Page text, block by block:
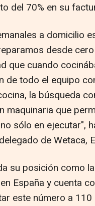
del 70% en su
a domicilio
desde
que cuando
de todo el equipo
la búsqueda
maquinaria que
sólo en ejecutar",
de Wetaca,
su posición como
España y cuenta
este número a 110